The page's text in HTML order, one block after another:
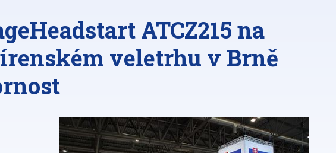
ATCZ215 na
veletrhu v Brně